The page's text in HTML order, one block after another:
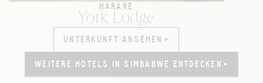
HARARE
York Lodge
UNTERKUNFT ANSEHEN
UNTERKUNFT ANSEHEN
WEITERE HOTELS IN SIMBABWE ENTDECKEN
WEITERE HOTELS IN SIMBABWE ENTDECKEN